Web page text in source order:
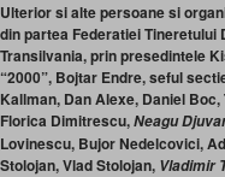
Ulterior si alte persoane si
din partea Federatiei Tineretului
Transilvania, prin presedintele
“2000”, Bojtar Endre, seful
Kallman, Dan Alexe, Daniel
Florica Dimitrescu,Neagu
Lovinescu, Bujor Nedelcovici,
Stolojan, Vlad Stolojan, Vladimir